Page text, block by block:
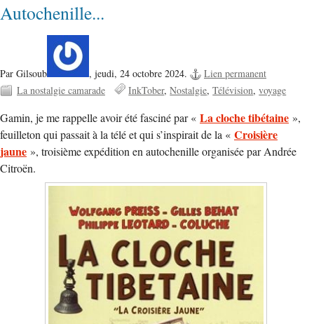
Autochenille...
Par Gilsoub , jeudi, 24 octobre 2024.
Lien permanent
La nostalgie camarade
InkTober Nostalgie Télévision voyage
Gamin, je me rappelle avoir été fasciné par « La cloche tibétaine »,
feuilleton qui passait à la télé et qui s’inspirait de la « Croisière
jaune », troisième expédition en autochenille organisée par Andrée
Citroën.